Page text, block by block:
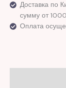
Доставка по
сумму от
Оплата